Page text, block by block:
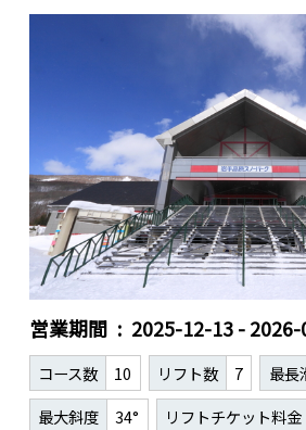
営業期間 2025-12-13 -
コース数 10 リフト数 7 最長
最大斜度
34° リフトチケット料金